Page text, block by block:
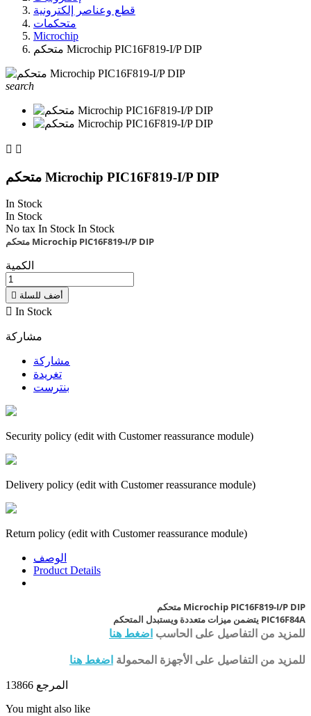
قطع وعناصر إلكترونية
متحكمات
Microchip
متحكم Microchip PIC16F819-I/P DIP
search
 
متحكم Microchip PIC16F819-I/P DIP
In Stock
In Stock
No tax In Stock In Stock
متحكم Microchip PIC16F819-I/P DIP
الكمية
 أضف للسلة
 In Stock
مشاركة
مشاركة
تغريدة
بنترست
Security policy (edit with Customer reassurance module)
Delivery policy (edit with Customer reassurance module)
Return policy (edit with Customer reassurance module)
الوصف
Product Details
متحكم Microchip PIC16F819-I/P DIP
يتضمن ميزات متعددة ويستبدل المتحكم PIC16F84A
للمزيد من التفاصيل على الحاسب اضغط هنا
للمزيد من التفاصيل على الأجهزة المحمولة اضغط هنا
المرجع 13866
You might also like